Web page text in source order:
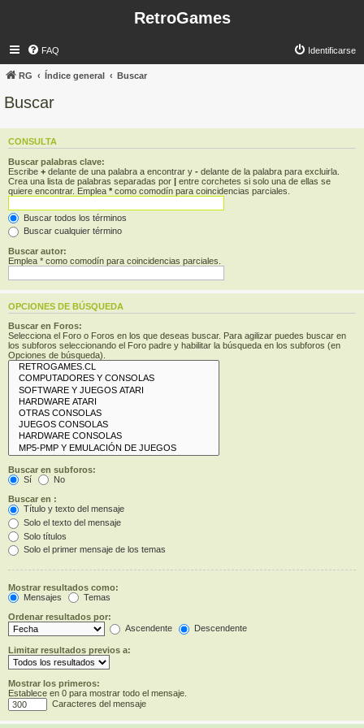
RetroGames
FAQ Identificarse
RG Índice general Buscar
Buscar
CONSULTA
Buscar palabras clave:
Escribe + delante de una palabra a encontrar y - delante de la palabra para excluirla.
Crea una lista de palabras separadas por | entre corchetes si solo una de ellas se
quiere encontrar. Emplea * como comodín para coincidencias parciales.
Buscar todos los términos
Buscar cualquier término
Buscar autor:
Emplea * como comodín para coincidencias parciales.
OPCIONES DE BÚSQUEDA
Buscar en Foros:
Selecciona el Foro o Foros en los que deseas buscar. Para agilizar puedes buscar en
los subforos seleccionando el Foro padre y habilitar la búsqueda en los subforos (en
Opciones de búsqueda).
Buscar en subforos:
Sí
No
Buscar en :
Título y texto del mensaje
Solo el texto del mensaje
Solo títulos
Solo el primer mensaje de los temas
Mostrar resultados como:
Mensajes
Temas
Ordenar resultados por:
Ascendente
Descendente
Limitar resultados previos a:
Mostrar los primeros:
Establece en 0 para mostrar todo el mensaje.
Caracteres del mensaje